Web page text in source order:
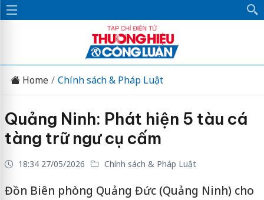
Home Chính sách & Pháp Luật
Quảng Ninh: Phát hiện 5 tàu cá
tàng trữ ngư cụ cấm
18:34 27/05/2026 Chính sách & Pháp Luật
Đồn Biên phòng Quảng Đức (Quảng Ninh) cho